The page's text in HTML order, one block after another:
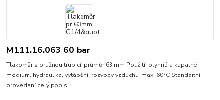
M111.16.063 60 bar
Tlakoměr s pružnou trubicí, průměr 63 mm Použití: plynné a kapalné
médium, hydraulika, vytápění, rozvody vzduchu, max: 60°C Standartní
provedenícelý popis